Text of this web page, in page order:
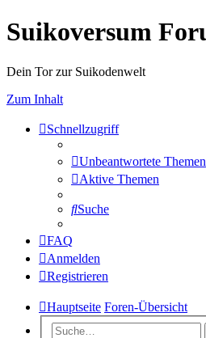
Suikoversum
Dein Tor zur Suikodenwelt
Zum Inhalt
Schnellzugriff
Unbeantwortete Themen
Aktive Themen
Suche
FAQ
Anmelden
Registrieren
Hauptseite Foren-Übersicht